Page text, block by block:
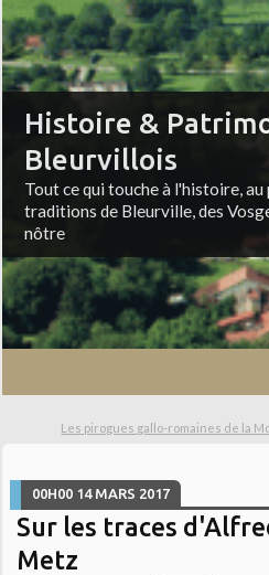
Histoire &
Bleurvillois
Tout ce qui touche à l'histoire,
traditions de Bleurville, des
nôtre
Les pirogues gallo-romaines de la
00H00 14 MARS 2017
Sur les traces
Metz